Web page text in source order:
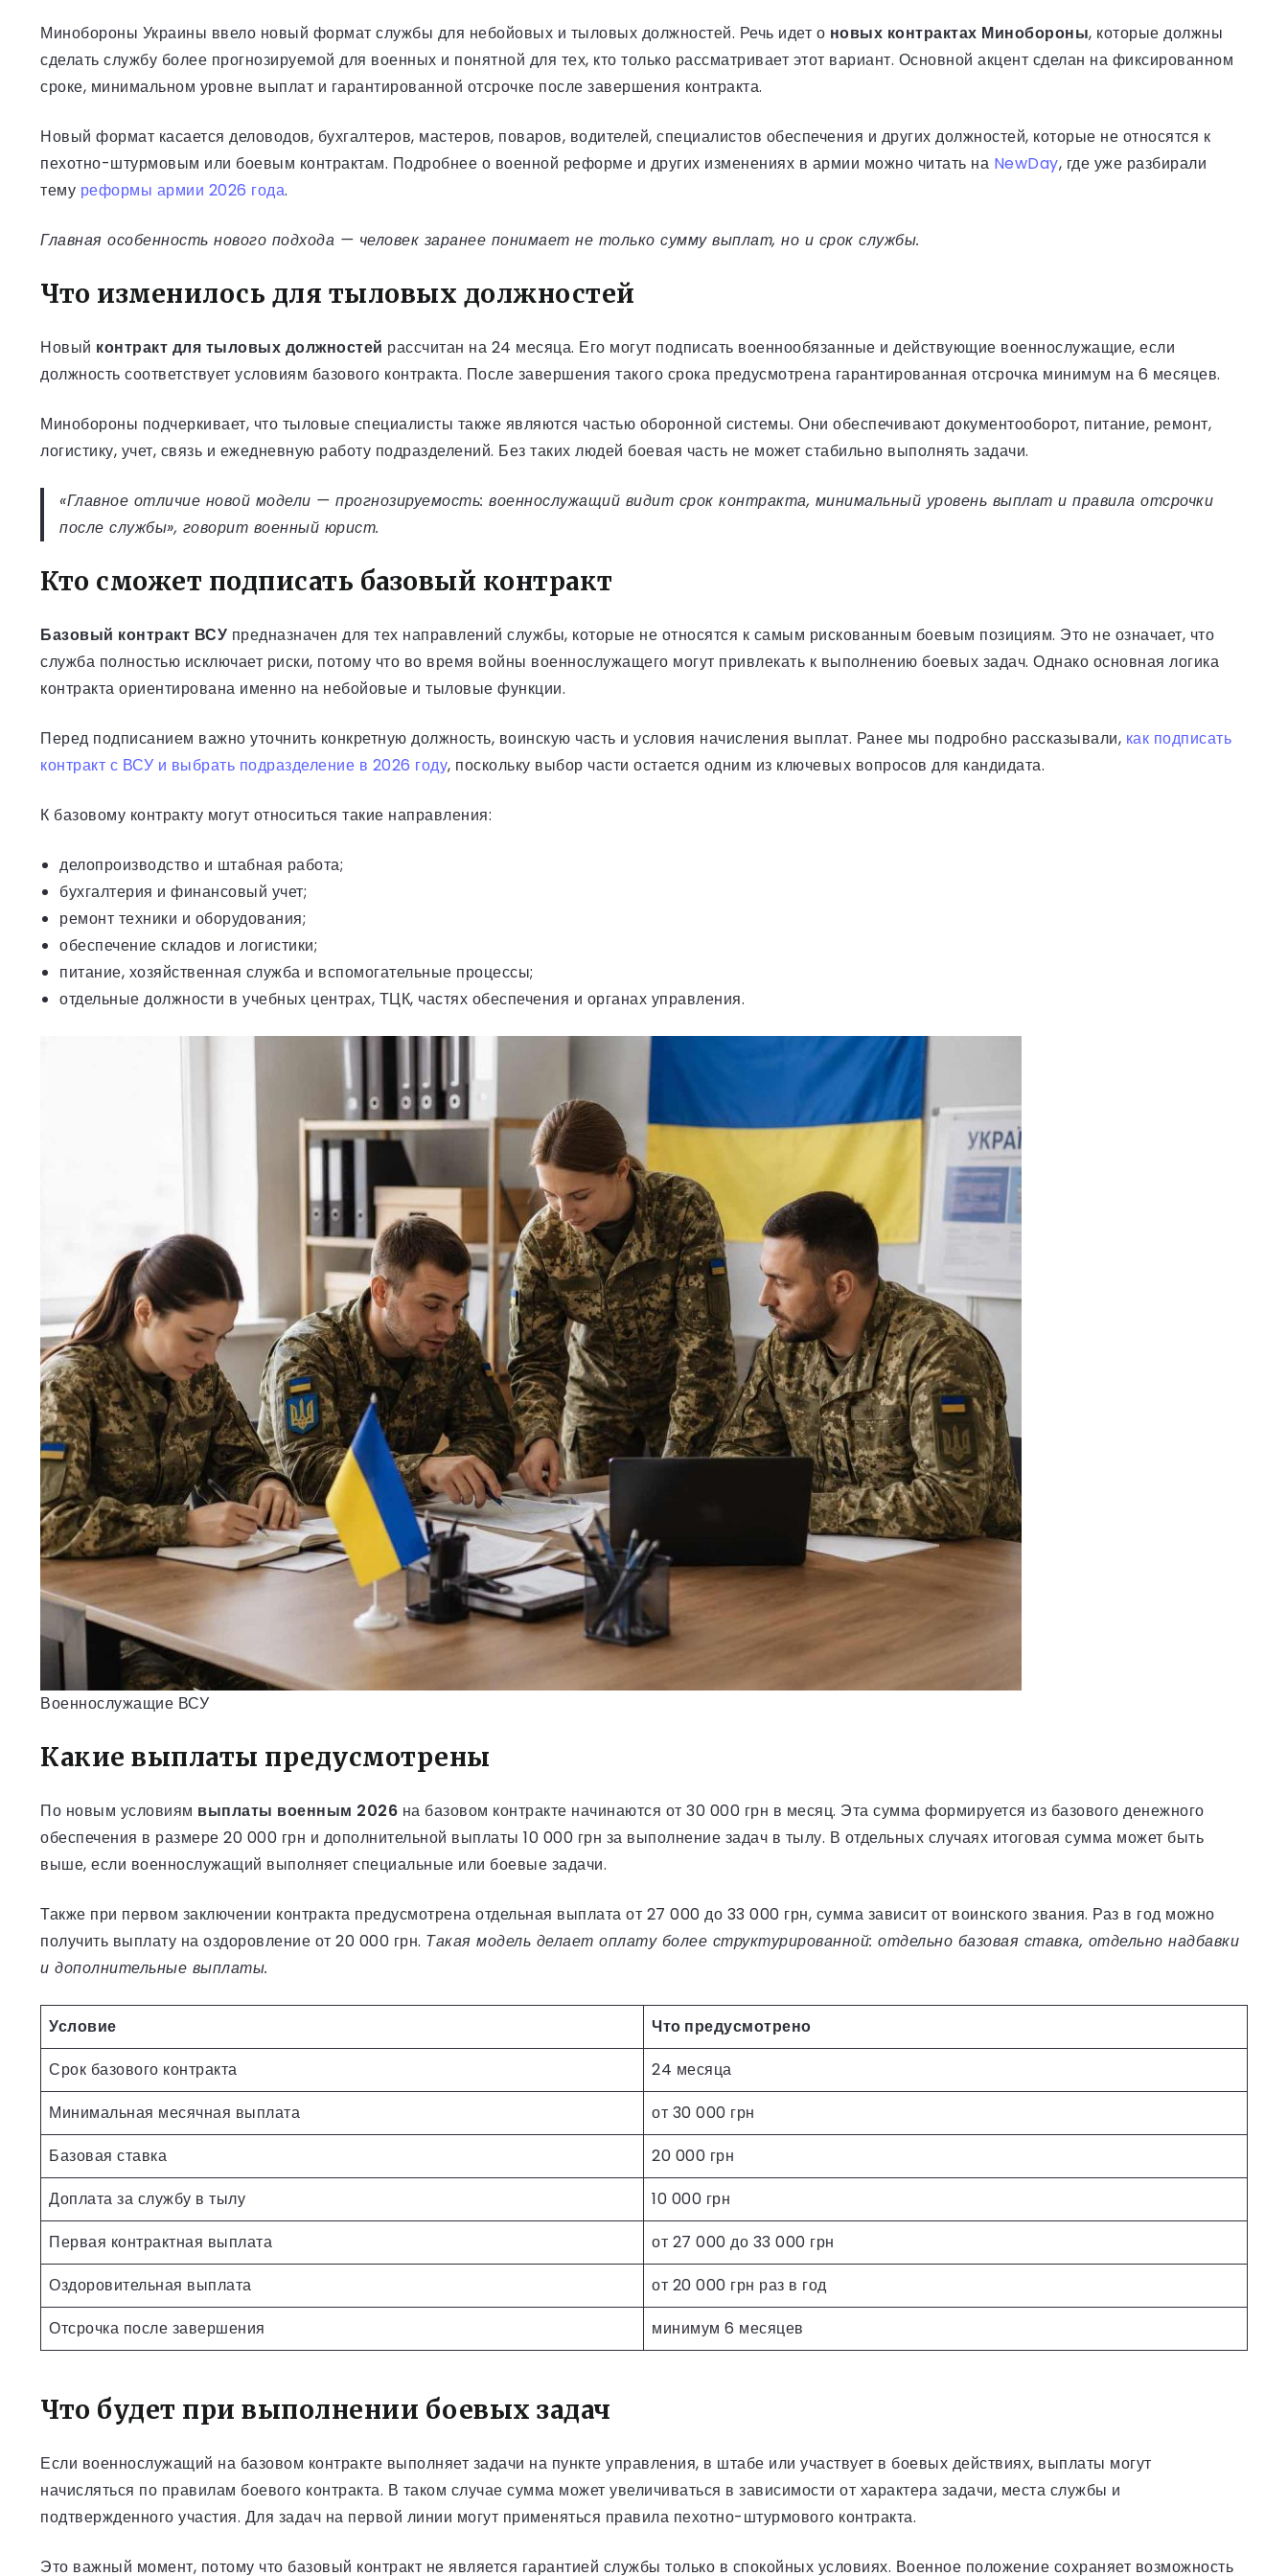
Минобороны Украины ввело новый формат службы для небойовых и тыловых должностей. Речь идет о новых контрактах Минобороны, которые должны
сделать службу более прогнозируемой для военных и понятной для тех, кто только рассматривает этот вариант. Основной акцент сделан на фиксированном
сроке, минимальном уровне выплат и гарантированной отсрочке после завершения контракта.
Новый формат касается деловодов, бухгалтеров, мастеров, поваров, водителей, специалистов обеспечения и других должностей, которые не относятся к
пехотно-штурмовым или боевым контрактам. Подробнее о военной реформе и других изменениях в армии можно читать на NewDay, где уже разбирали
тему реформы армии 2026 года.
Главная особенность нового подхода — человек заранее понимает не только сумму выплат, но и срок службы.
Что изменилось для тыловых должностей
Новый контракт для тыловых должностей рассчитан на 24 месяца. Его могут подписать военнообязанные и действующие военнослужащие, если
должность соответствует условиям базового контракта. После завершения такого срока предусмотрена гарантированная отсрочка минимум на 6 месяцев.
Минобороны подчеркивает, что тыловые специалисты также являются частью оборонной системы. Они обеспечивают документооборот, питание, ремонт,
логистику, учет, связь и ежедневную работу подразделений. Без таких людей боевая часть не может стабильно выполнять задачи.
«Главное отличие новой модели — прогнозируемость: военнослужащий видит срок контракта, минимальный уровень выплат и правила отсрочки
после службы», говорит военный юрист.
Кто сможет подписать базовый контракт
Базовый контракт ВСУ предназначен для тех направлений службы, которые не относятся к самым рискованным боевым позициям. Это не означает, что
служба полностью исключает риски, потому что во время войны военнослужащего могут привлекать к выполнению боевых задач. Однако основная логика
контракта ориентирована именно на небойовые и тыловые функции.
Перед подписанием важно уточнить конкретную должность, воинскую часть и условия начисления выплат. Ранее мы подробно рассказывали, как подписать
контракт с ВСУ и выбрать подразделение в 2026 году, поскольку выбор части остается одним из ключевых вопросов для кандидата.
К базовому контракту могут относиться такие направления:
делопроизводство и штабная работа;
бухгалтерия и финансовый учет;
ремонт техники и оборудования;
обеспечение складов и логистики;
питание, хозяйственная служба и вспомогательные процессы;
отдельные должности в учебных центрах, ТЦК, частях обеспечения и органах управления.
Военнослужащие ВСУ
Какие выплаты предусмотрены
По новым условиям выплаты военным 2026 на базовом контракте начинаются от 30 000 грн в месяц. Эта сумма формируется из базового денежного
обеспечения в размере 20 000 грн и дополнительной выплаты 10 000 грн за выполнение задач в тылу. В отдельных случаях итоговая сумма может быть
выше, если военнослужащий выполняет специальные или боевые задачи.
Также при первом заключении контракта предусмотрена отдельная выплата от 27 000 до 33 000 грн, сумма зависит от воинского звания. Раз в год можно
получить выплату на оздоровление от 20 000 грн. Такая модель делает оплату более структурированной: отдельно базовая ставка, отдельно надбавки
и дополнительные выплаты.
Условие
Что предусмотрено
Срок базового контракта
24 месяца
Минимальная месячная выплата
от 30 000 грн
Базовая ставка
20 000 грн
Доплата за службу в тылу
10 000 грн
Первая контрактная выплата
от 27 000 до 33 000 грн
Оздоровительная выплата
от 20 000 грн раз в год
Отсрочка после завершения
минимум 6 месяцев
Что будет при выполнении боевых задач
Если военнослужащий на базовом контракте выполняет задачи на пункте управления, в штабе или участвует в боевых действиях, выплаты могут
начисляться по правилам боевого контракта. В таком случае сумма может увеличиваться в зависимости от характера задачи, места службы и
подтвержденного участия. Для задач на первой линии могут применяться правила пехотно-штурмового контракта.
Это важный момент, потому что базовый контракт не является гарантией службы только в спокойных условиях. Военное положение сохраняет возможность